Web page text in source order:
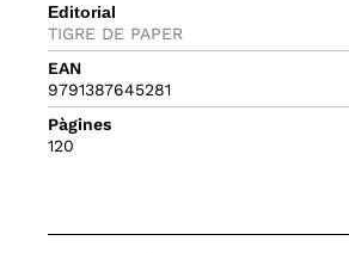
Editorial
TIGRE DE PAPER
EAN
9791387645281
Pàgines
120